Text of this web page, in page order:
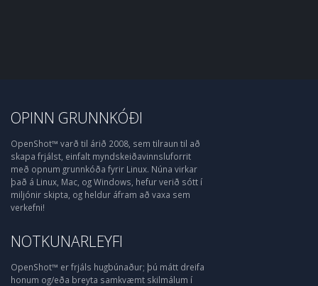
OPINN GRUNNKÓÐI
OpenShot™ varð til árið 2008, sem tilraun til að
skapa frjálst, einfalt myndskeiðavinnsluforrit
með opnum grunnkóða fyrir Linux. Núna virkar
það á Linux, Mac, og Windows, hefur verið sótt í
miljónir skipta, og heldur áfram að vaxa sem
verkefni!
NOTKUNARLEYFI
OpenShot™ er frjáls hugbúnaður; þú mátt dreifa
honum og/eða breyta samkvæmt skilmálum í